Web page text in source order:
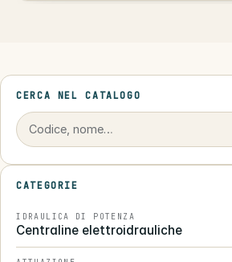
CERCA NEL CATALOGO
CATEGORIE
IDRAULICA DI POTENZA
Centraline elettroidrauliche